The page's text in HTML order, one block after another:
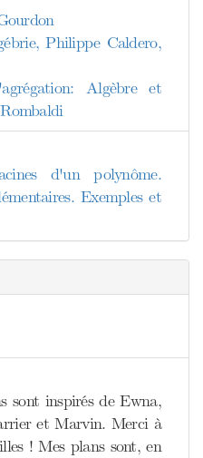
Philippe Caldero,
Algèbre et
d'un polynôme.
Exemples et
sont inspirés de Ewna,
et Marvin. Merci à
! Mes plans sont, en